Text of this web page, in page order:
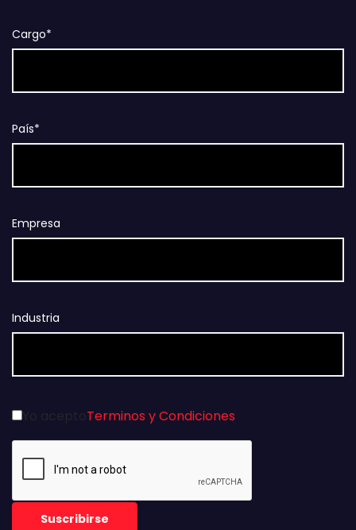
Cargo*
País*
Empresa
Industria
Terminos y Condiciones